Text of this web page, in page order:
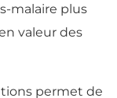
malaire plus
valeur des
permet de